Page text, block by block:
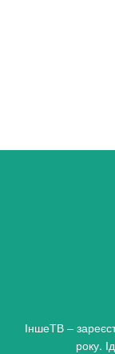
ІншеТВ –
року.